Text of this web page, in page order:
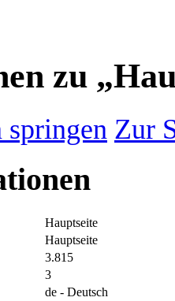
zu
Zur
Hauptseite
Hauptseite
3.815
3
de - Deutsch